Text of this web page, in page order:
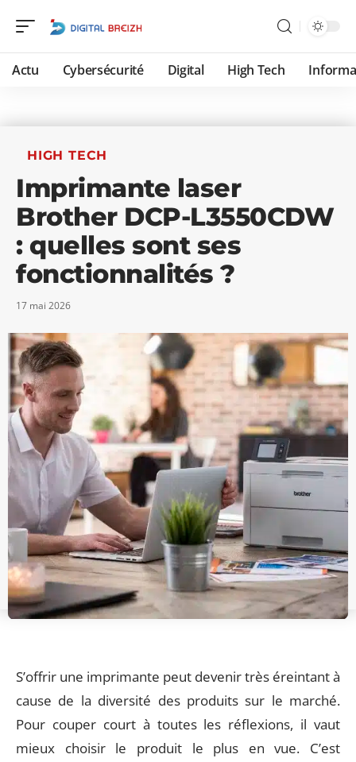
Actu Cybersécurité Digital High Tech
HIGH TECH
Imprimante laser
Brother DCP-L3550CDW
: quelles sont ses
fonctionnalités ?
17 mai 2026
S’offrir une imprimante peut devenir très éreintant à
cause de la diversité des produits sur le marché.
Pour couper court à toutes les réflexions, il vaut
mieux choisir le produit le plus en vue. C’est